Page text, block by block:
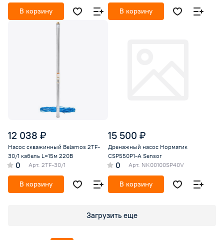
В корзину В корзину
12 038 ₽
Насос скважинный Belamos 2TF-
30/1 кабель L=15м 220В
0 Арт. 2TF-30/1
В корзину
15 500 ₽
Дренажный насос Норматик
CSP550P1-A Sensor
0 Арт. NK00100SP40V
В корзину
Загрузить еще